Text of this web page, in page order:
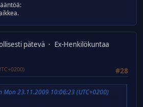
pätevä Ex-Henkilökuntaa
#28
23.11.2009 10:06:23 (UTC+0200)